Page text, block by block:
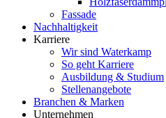
Fassade
Nachhaltigkeit
Karriere
Wir sind Waterkamp
So geht Karriere
Ausbildung & Studium
Stellenangebote
Branchen & Marken
Unternehmen